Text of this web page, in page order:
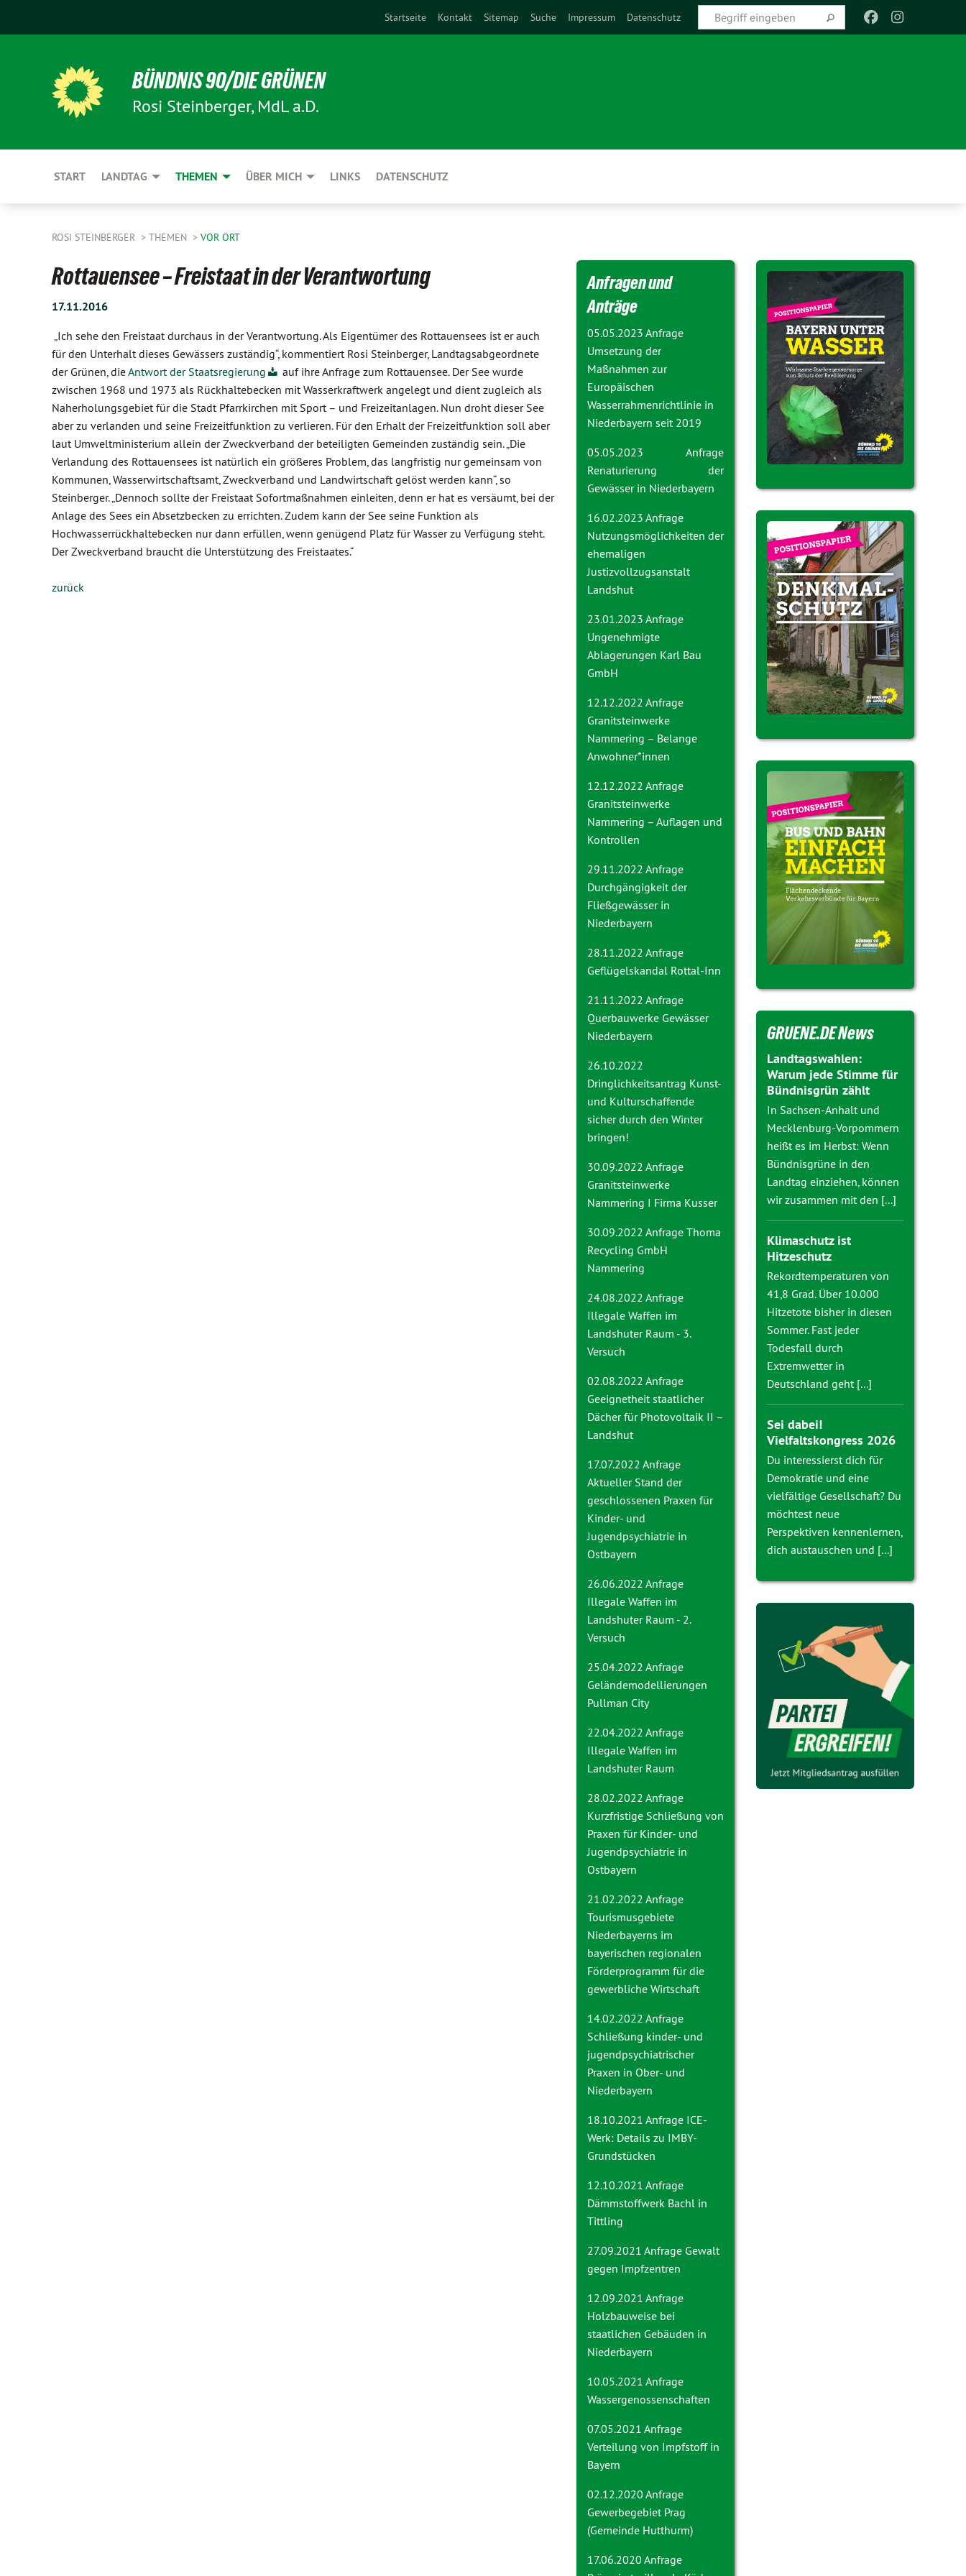
Startseite Kontakt Sitemap Suche Impressum Datenschutz
BÜNDNIS 90/DIE GRÜNEN
Rosi Steinberger, MdL a.D.
START LANDTAG THEMEN ÜBER MICH LINKS DATENSCHUTZ
ROSI STEINBERGER THEMEN VOR ORT
Rottauensee – Freistaat in der Verantwortung
17.11.2016
„Ich sehe den Freistaat durchaus in der Verantwortung. Als Eigentümer des Rottauensees ist er auch
für den Unterhalt dieses Gewässers zuständig“, kommentiert Rosi Steinberger, Landtagsabgeordnete
der Grünen, dieAntwort der Staatsregierung
auf ihre Anfrage zum Rottauensee. Der See wurde
zwischen 1968 und 1973 als Rückhaltebecken mit Wasserkraftwerk angelegt und dient zugleich als
Naherholungsgebiet für die Stadt Pfarrkirchen mit Sport – und Freizeitanlagen. Nun droht dieser See
aber zu verlanden und seine Freizeitfunktion zu verlieren. Für den Erhalt der Freizeitfunktion soll aber
laut Umweltministerium allein der Zweckverband der beteiligten Gemeinden zuständig sein. „Die
Verlandung des Rottauensees ist natürlich ein größeres Problem, das langfristig nur gemeinsam von
Kommunen, Wasserwirtschaftsamt, Zweckverband und Landwirtschaft gelöst werden kann“, so
Steinberger. „Dennoch sollte der Freistaat Sofortmaßnahmen einleiten, denn er hat es versäumt, bei der
Anlage des Sees ein Absetzbecken zu errichten. Zudem kann der See seine Funktion als
Hochwasserrückhaltebecken nur dann erfüllen, wenn genügend Platz für Wasser zu Verfügung steht.
Der Zweckverband braucht die Unterstützung des Freistaates.“
zurück
Anfragen und
Anträge
05.05.2023 Anfrage
Umsetzung der
Maßnahmen zur
Europäischen
Wasserrahmenrichtlinie in
Niederbayern seit 2019
05.05.2023 Anfrage
Renaturierung der
Gewässer in Niederbayern
16.02.2023 Anfrage
Nutzungsmöglichkeiten der
ehemaligen
Justizvollzugsanstalt
Landshut
23.01.2023 Anfrage
Ungenehmigte
Ablagerungen Karl Bau
GmbH
12.12.2022 Anfrage
Granitsteinwerke
Nammering – Belange
Anwohner*innen
12.12.2022 Anfrage
Granitsteinwerke
Nammering – Auflagen und
Kontrollen
29.11.2022 Anfrage
Durchgängigkeit der
Fließgewässer in
Niederbayern
28.11.2022 Anfrage
Geflügelskandal Rottal-Inn
21.11.2022 Anfrage
Querbauwerke Gewässer
Niederbayern
26.10.2022
Dringlichkeitsantrag Kunst-
und Kulturschaffende
sicher durch den Winter
bringen!
30.09.2022 Anfrage
Granitsteinwerke
Nammering I Firma Kusser
30.09.2022 Anfrage Thoma
Recycling GmbH
Nammering
24.08.2022 Anfrage
Illegale Waffen im
Landshuter Raum - 3.
Versuch
02.08.2022 Anfrage
Geeignetheit staatlicher
Dächer für Photovoltaik II –
Landshut
17.07.2022 Anfrage
Aktueller Stand der
geschlossenen Praxen für
Kinder- und
Jugendpsychiatrie in
Ostbayern
26.06.2022 Anfrage
Illegale Waffen im
Landshuter Raum - 2.
Versuch
25.04.2022 Anfrage
Geländemodellierungen
Pullman City
22.04.2022 Anfrage
Illegale Waffen im
Landshuter Raum
28.02.2022 Anfrage
Kurzfristige Schließung von
Praxen für Kinder- und
Jugendpsychiatrie in
Ostbayern
21.02.2022 Anfrage
Tourismusgebiete
Niederbayerns im
bayerischen regionalen
Förderprogramm für die
gewerbliche Wirtschaft
14.02.2022 Anfrage
Schließung kinder- und
jugendpsychiatrischer
Praxen in Ober- und
Niederbayern
18.10.2021 Anfrage ICE-
Werk: Details zu IMBY-
Grundstücken
12.10.2021 Anfrage
Dämmstoffwerk Bachl in
Tittling
27.09.2021 Anfrage Gewalt
gegen Impfzentren
12.09.2021 Anfrage
Holzbauweise bei
staatlichen Gebäuden in
Niederbayern
10.05.2021 Anfrage
Wassergenossenschaften
07.05.2021 Anfrage
Verteilung von Impfstoff in
Bayern
02.12.2020 Anfrage
Gewerbegebiet Prag
(Gemeinde Hutthurm)
17.06.2020 Anfrage
GRUENE.DE News
Landtagswahlen:
Warum jede Stimme für
Bündnisgrün zählt
In Sachsen-Anhalt und
Mecklenburg-Vorpommern
heißt es im Herbst: Wenn
Bündnisgrüne in den
Landtag einziehen, können
wir zusammen mit den [...]
Klimaschutz ist
Hitzeschutz
Rekordtemperaturen von
41,8 Grad. Über 10.000
Hitzetote bisher in diesen
Sommer. Fast jeder
Todesfall durch
Extremwetter in
Deutschland geht [...]
Sei dabei!
Vielfaltskongress 2026
Du interessierst dich für
Demokratie und eine
vielfältige Gesellschaft? Du
möchtest neue
Perspektiven kennenlernen,
dich austauschen und [...]